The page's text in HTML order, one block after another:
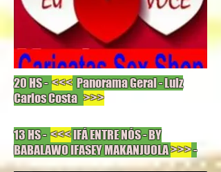
20 HS -<<< Panorama Geral - Luiz
Carlos Costa>>>
13 HS -<<<IFÁ ENTRE NÓS - BY
BABALAWO IFASEY MAKANJUOLA>>>-